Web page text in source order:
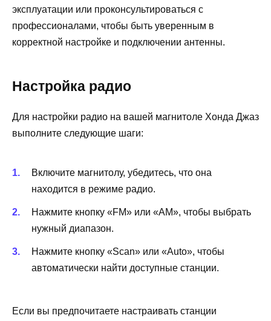
эксплуатации или проконсультироваться с
профессионалами, чтобы быть уверенным в
корректной настройке и подключении антенны.
Настройка радио
Для настройки радио на вашей магнитоле Хонда Джаз
выполните следующие шаги:
Включите магнитолу, убедитесь, что она
находится в режиме радио.
Нажмите кнопку «FM» или «AM», чтобы выбрать
нужный диапазон.
Нажмите кнопку «Scan» или «Auto», чтобы
автоматически найти доступные станции.
Если вы предпочитаете настраивать станции